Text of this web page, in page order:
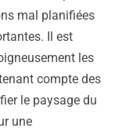
mal planifiées
Il est
les
compte des
le paysage du
une